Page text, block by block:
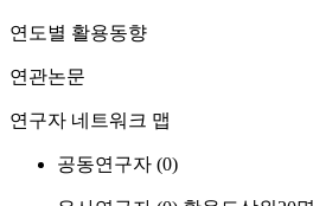
연도별 활용동향
연관논문
연구자 네트워크 맵
공동연구자 (0)